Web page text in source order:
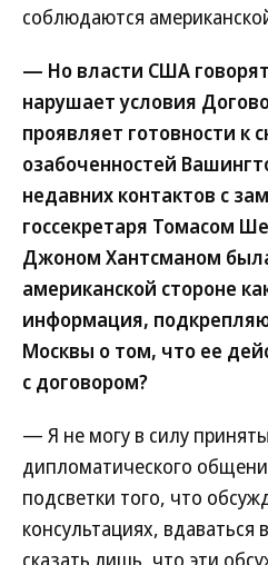
соблюдаются
— Но власти США
нарушает условия
проявляет готовности к
озабоченностей
недавних контактов с
госсекретаря Томасом
Джоном Хантсманом
американской стороне
информация,
Москвы о том, что ее
с договором?
— Я не могу в силу
дипломатического
подсветки того, что
консультациях, вдаваться
сказать лишь, что эти